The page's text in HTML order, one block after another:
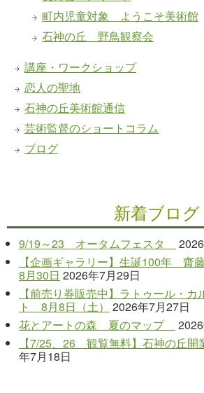
町内児童対象 ようこそ美術館
石神の丘 野鳥観察会
講座・ワークショップ
恋人の聖地
石神の丘美術館通信
芸術監督のショートコラム
ブログ
新着ブログ
9/19～23 オータムフェスタ
【企画ギャラリー】生誕100年 齋
8月30日 2026年7月29日
【前売り券販売中】ラトゥール・
ト 8月8日（土）
2026年7月27日
花とアートの森 夏のマップ
【7/25、26 観覧無料】石神の丘開
年7月18日